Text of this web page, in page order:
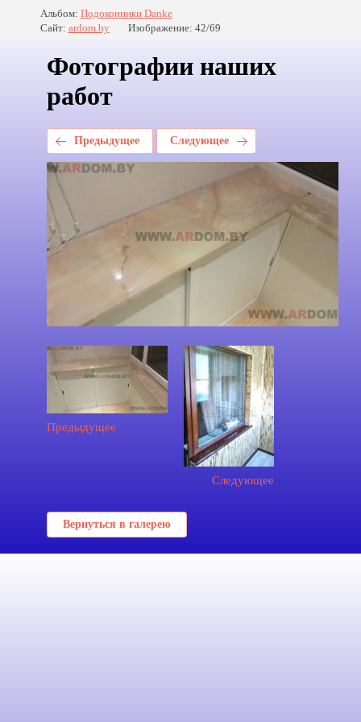
Альбом: Подоконники Danke
Сайт: ardom.by Изображение: 42/69
Фотографии наших
работ
Предыдущее Следующее
Предыдущее
Следующее
Вернуться в галерею